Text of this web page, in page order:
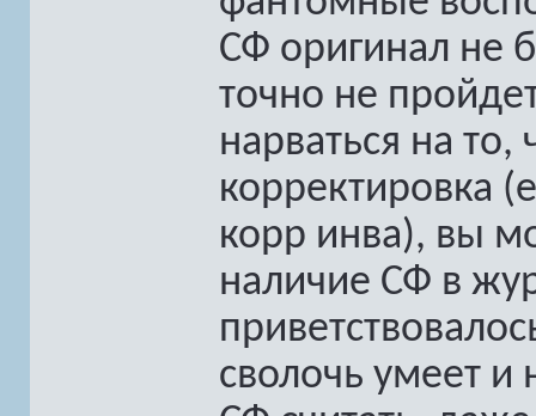
СФ оригинал не
точно не
нарваться на то,
корректировка
корр инва), вы
наличие СФ в
сволочь умеет и